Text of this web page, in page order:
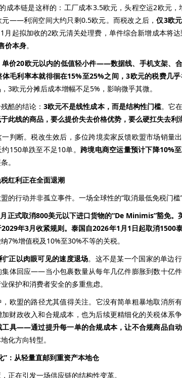
成本链是这样的：工厂成本3.5欧元，头程空运2欧元
元——利润空间大约只剩0.5欧元。而税改之后，仅3欧
月起拟加收的2欧元清关处理费，单件综合新增成本将
价本身。
单价20欧元以内的低值轻小件——数据线、手机支架、
毛利率本就徘徊在15%至25%之间，3欧元的税费几
3欧元分摊后成本增幅不足5%，影响微乎其微。
酷的结论：3欧元不是线性成本，而是结构性门槛。它
此线的商品，要么提价失去价格优势，要么硬扛失去利
断。税改生效后，多位跨境卖家反馈欧盟市场销量
150单跌至不足10单。 跨境电商空运量预计下降10%
。
红利正在全面退潮
行动并非孤立事件。一场全球性的“取消最低免税门槛”
正式取消800美元以下进口货物的“De Minimis”豁免。
年3月收紧规则。泰国自2026年1月1日起取消1500
7%增值税及10%至30%不等的关税。
”正以肉眼可见的速度退场。这不是某一个国家的单边
集体回应——当小包裹数量从每年几亿件膨胀到数十亿
保护和消费者安全的多重焦虑。
盟的路径尤其值得关注。它没有简单粗暴地取消所
财政收入和合规成本，也为后续更精细化的关税体系争
工具——通过提升每一单的合规成本，让不合规商品自
化方向转型。
”：从轻量直邮到重资产本地仓
在引发一场供应链的结构性变革。